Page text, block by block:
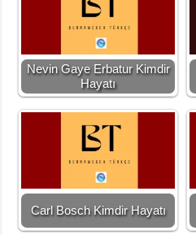
Nevin Gaye Erbatur Kimdir
Hayatı
Carl Bosch Kimdir Hayatı